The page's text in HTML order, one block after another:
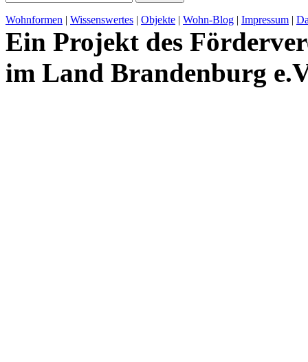
Wohnformen | Wissenswertes | Objekte | Wohn-Blog | Impressum |
Ein Projekt des
im Land Brandenburg